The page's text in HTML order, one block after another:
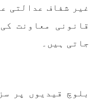
1689 VIEWS جون 7,
غیر شفاف عدالتی
قانونی معاونت
جاتی ہیں۔
بلوچ قیدیوں پر